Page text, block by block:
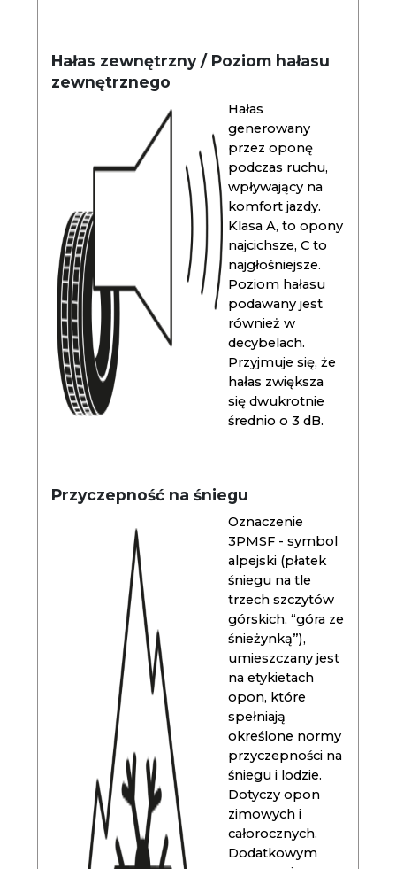
Hałas zewnętrzny / Poziom hałasu
zewnętrznego
Hałas
generowany
przez oponę
podczas ruchu,
wpływający na
komfort jazdy.
Klasa A, to opony
najcichsze, C to
najgłośniejsze.
Poziom hałasu
podawany jest
również w
decybelach.
Przyjmuje się, że
hałas zwiększa
się dwukrotnie
średnio o 3 dB.
Przyczepność na śniegu
Oznaczenie
3PMSF - symbol
alpejski (płatek
śniegu na tle
trzech szczytów
górskich, “góra ze
śnieżynką”),
umieszczany jest
na etykietach
opon, które
spełniają
określone normy
przyczepności na
śniegu i lodzie.
Dotyczy opon
zimowych i
całorocznych.
Dodatkowym